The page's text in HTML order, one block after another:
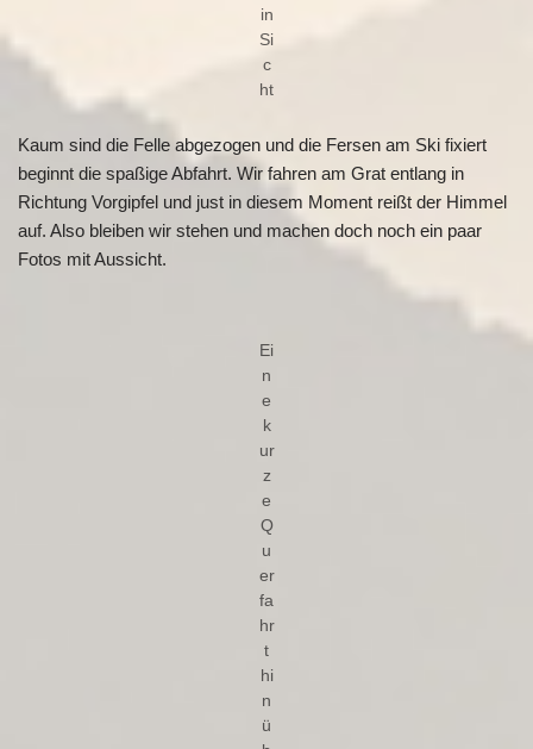
in
Si
c
ht
Kaum sind die Felle abgezogen und die Fersen am Ski fixiert
beginnt die spaßige Abfahrt. Wir fahren am Grat entlang in
Richtung Vorgipfel und just in diesem Moment reißt der Himmel
auf. Also bleiben wir stehen und machen doch noch ein paar
Fotos mit Aussicht.
Ei
n
e
k
ur
z
e
Q
u
er
fa
hr
t
hi
n
ü